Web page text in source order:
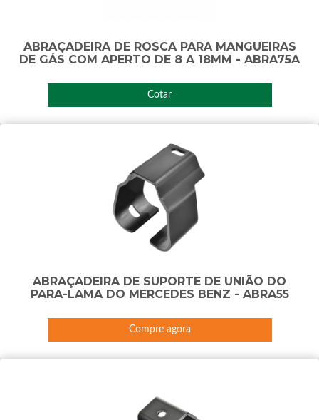
ABRAÇADEIRA DE ROSCA PARA MANGUEIRAS
DE GÁS COM APERTO DE 8 A 18MM - ABRA75A
Cotar
ABRAÇADEIRA DE SUPORTE DE UNIÃO DO
PARA-LAMA DO MERCEDES BENZ - ABRA55
Compre agora